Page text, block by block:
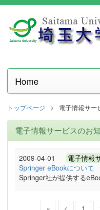
Home
トップページ 電子情報サー
電子情報サービスのお
2009-04-01 電子情報
Springer eBookについて
Springer社が提供する
« < 1